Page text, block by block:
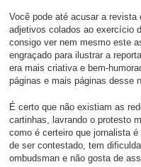
Você pode até acusar a
adjetivos colados ao exercício
consigo ver nem mesmo este
engraçado para ilustrar a
era mais criativa e bem-
páginas e mais páginas desse
É certo que não existiam as
cartinhas, lavrando o protesto
como é certeiro que jornalista
de ser contestado, tem
ombudsman e não gosta de